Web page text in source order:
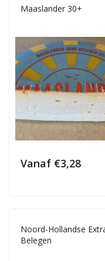
Maaslander 30+
Vanaf €3,28
Noord-Hollandse
Belegen